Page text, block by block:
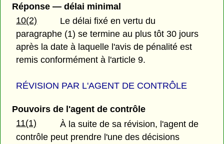
Réponse — délai minimal
10(2)
Le délai fixé en vertu du
paragraphe (1) se termine au plus tôt 30 jours
après la date à laquelle l'avis de pénalité est
remis conformément à l'article 9.
RÉVISION PAR L'AGENT DE CONTRÔLE
Pouvoirs de l'agent de contrôle
11(1)
À la suite de sa révision, l'agent de
contrôle peut prendre l'une des décisions